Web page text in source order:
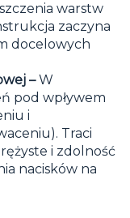
warstw
zaczyna
docelowych
–W
pod wpływem
i
Traci
i zdolność
nacisków na